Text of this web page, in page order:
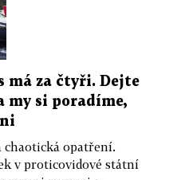
má za čtyři. Dejte
my si poradíme,
chaotická opatření.
v proticovidové státní